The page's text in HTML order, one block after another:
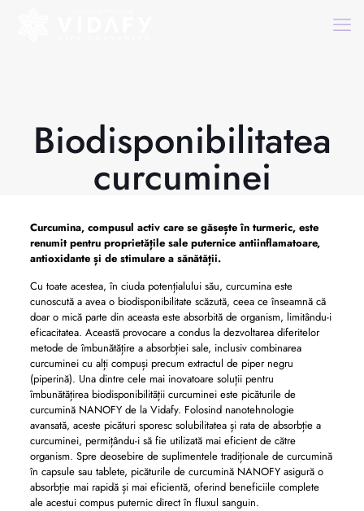
Biodisponibilitatea
curcuminei
Curcumina, compusul activ care se găsește în turmeric, este
renumit pentru proprietățile sale puternice antiinflamatoare,
antioxidante și de stimulare a sănătății.
Cu toate acestea, în ciuda potențialului său, curcumina este
cunoscută a avea o biodisponibilitate scăzută, ceea ce înseamnă că
doar o mică parte din aceasta este absorbită de organism, limitându-i
eficacitatea. Această provocare a condus la dezvoltarea diferitelor
metode de îmbunătățire a absorbției sale, inclusiv combinarea
curcuminei cu alți compuși precum extractul de piper negru
(piperină). Una dintre cele mai inovatoare soluții pentru
îmbunătățirea biodisponibilității curcuminei este picăturile de
curcumină NANOFY de la Vidafy. Folosind nanotehnologie
avansată, aceste picături sporesc solubilitatea și rata de absorbție a
curcuminei, permițându-i să fie utilizată mai eficient de către
organism. Spre deosebire de suplimentele tradiționale de curcumină
în capsule sau tablete, picăturile de curcumină NANOFY asigură o
absorbție mai rapidă și mai eficientă, oferind beneficiile complete
ale acestui compus puternic direct în fluxul sanguin.